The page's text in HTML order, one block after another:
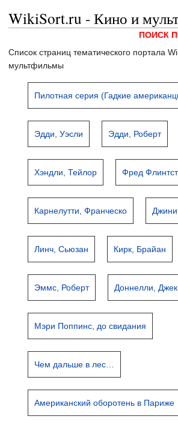
WikiSort.ru - Кино и
ПОИСК
Список страниц тематического портала
мультфильмы
Пилотная серия (Гадкие
Эдди, Уэсли Эдди, Роберт
Хэндли, Тейлор Фред
Карнелутти, Франческо
Линч, Сьюзан Кирк, Брайан
Эммс, Роберт Доннелли, Джек
Мэри Поппинс, до свидания
Чем дальше в лес…
Американский оборотень в Париже